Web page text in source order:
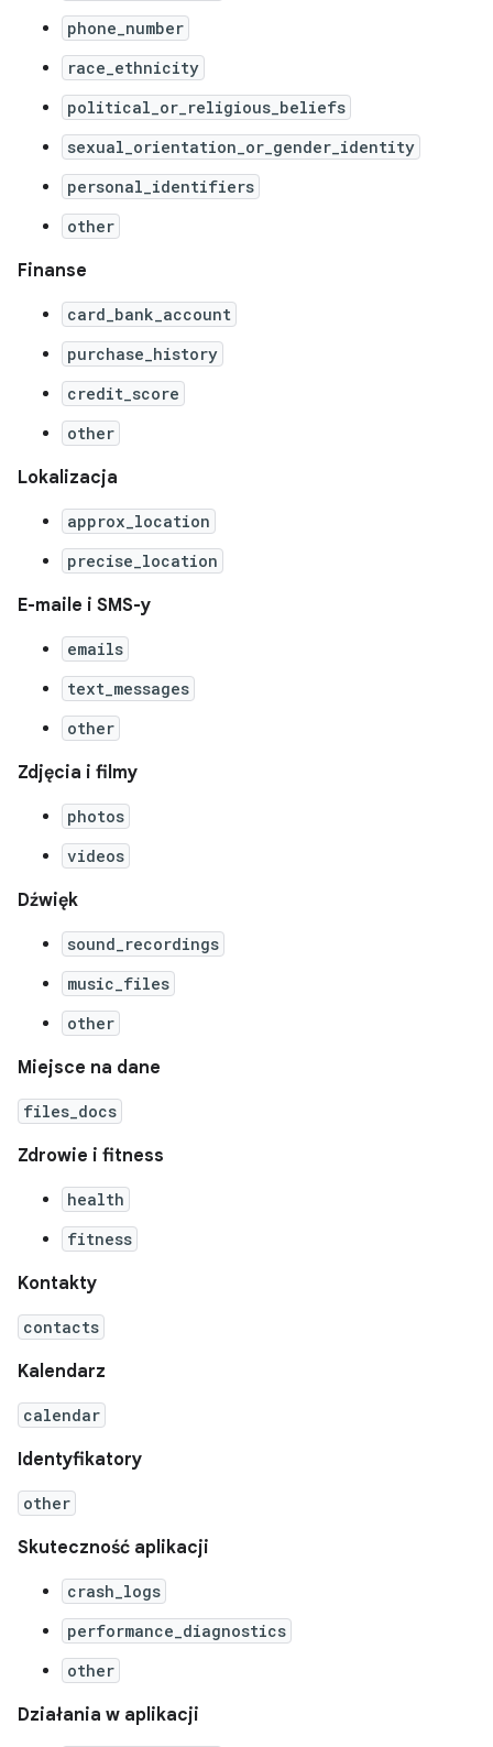
phone_number
race_ethnicity
political_or_religious_beliefs
sexual_orientation_or_gender_identity
personal_identifiers
other
Finanse
card_bank_account
purchase_history
credit_score
other
Lokalizacja
approx_location
precise_location
E-maile i SMS-y
emails
text_messages
other
Zdjęcia i filmy
photos
videos
Dźwięk
sound_recordings
music_files
other
Miejsce na dane
files_docs
Zdrowie i fitness
health
fitness
Kontakty
contacts
Kalendarz
calendar
Identyfikatory
other
Skuteczność aplikacji
crash_logs
performance_diagnostics
other
Działania w aplikacji